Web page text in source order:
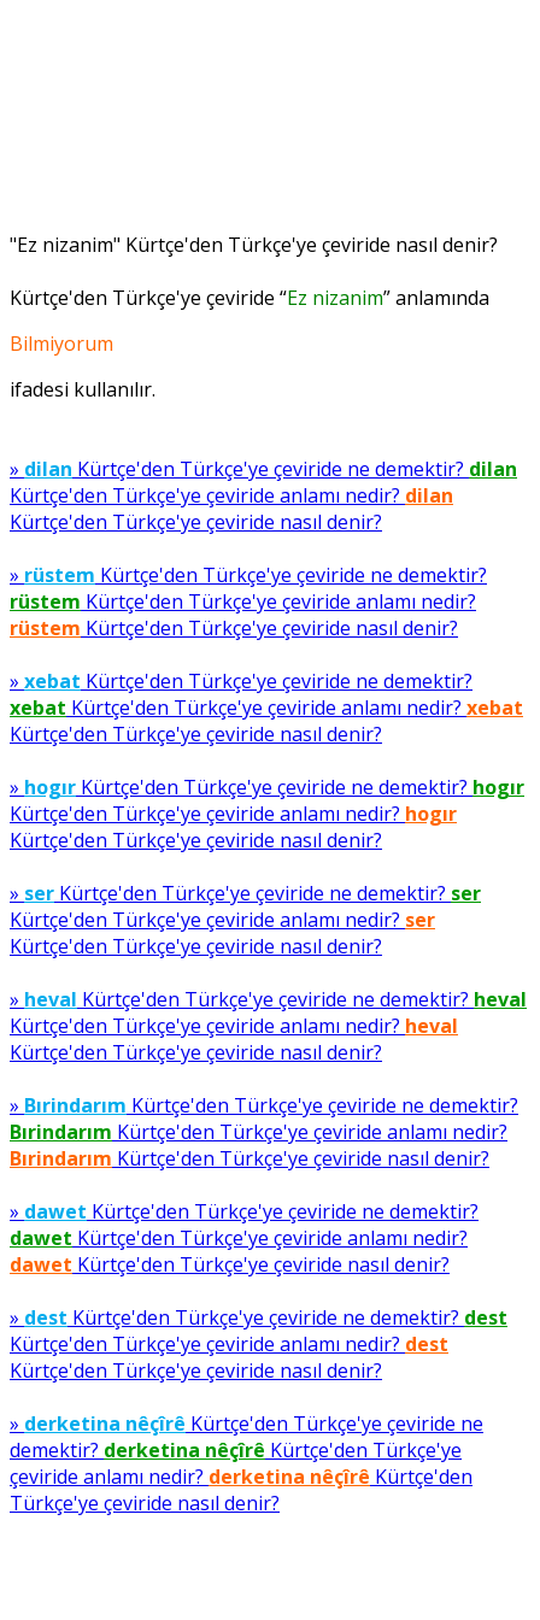
"Ez nizanim" Kürtçe'den Türkçe'ye çeviride nasıl denir?
Kürtçe'den Türkçe'ye çeviride “Ez nizanim” anlamında
Bilmiyorum
ifadesi kullanılır.
» dilan Kürtçe'den Türkçe'ye çeviride ne demektir? dilan
Kürtçe'den Türkçe'ye çeviride anlamı nedir? dilan
Kürtçe'den Türkçe'ye çeviride nasıl denir?
» rüstem Kürtçe'den Türkçe'ye çeviride ne demektir?
rüstem Kürtçe'den Türkçe'ye çeviride anlamı nedir?
rüstem Kürtçe'den Türkçe'ye çeviride nasıl denir?
» xebat Kürtçe'den Türkçe'ye çeviride ne demektir?
xebat Kürtçe'den Türkçe'ye çeviride anlamı nedir? xebat
Kürtçe'den Türkçe'ye çeviride nasıl denir?
» hogır Kürtçe'den Türkçe'ye çeviride ne demektir? hogır
Kürtçe'den Türkçe'ye çeviride anlamı nedir? hogır
Kürtçe'den Türkçe'ye çeviride nasıl denir?
» ser Kürtçe'den Türkçe'ye çeviride ne demektir? ser
Kürtçe'den Türkçe'ye çeviride anlamı nedir? ser
Kürtçe'den Türkçe'ye çeviride nasıl denir?
» heval Kürtçe'den Türkçe'ye çeviride ne demektir? heval
Kürtçe'den Türkçe'ye çeviride anlamı nedir? heval
Kürtçe'den Türkçe'ye çeviride nasıl denir?
» Bırindarım Kürtçe'den Türkçe'ye çeviride ne demektir?
Bırindarım Kürtçe'den Türkçe'ye çeviride anlamı nedir?
Bırindarım Kürtçe'den Türkçe'ye çeviride nasıl denir?
» dawet Kürtçe'den Türkçe'ye çeviride ne demektir?
dawet Kürtçe'den Türkçe'ye çeviride anlamı nedir?
dawet Kürtçe'den Türkçe'ye çeviride nasıl denir?
» dest Kürtçe'den Türkçe'ye çeviride ne demektir? dest
Kürtçe'den Türkçe'ye çeviride anlamı nedir? dest
Kürtçe'den Türkçe'ye çeviride nasıl denir?
» derketina nêçîrê Kürtçe'den Türkçe'ye çeviride ne
demektir? derketina nêçîrê Kürtçe'den Türkçe'ye
çeviride anlamı nedir? derketina nêçîrê Kürtçe'den
Türkçe'ye çeviride nasıl denir?